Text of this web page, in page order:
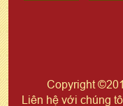
Copyright
Liên hệ với chúng